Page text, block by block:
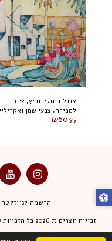
אודליה ווליבוביץ, ציור
למכירה, צבעי שמן
על בד 80 על 100 ס"מ, חתום₪6035
הרשמה לניוזלטר
זכויות יוצרים © 2026 כל הזכויות שמורות -
תנאי